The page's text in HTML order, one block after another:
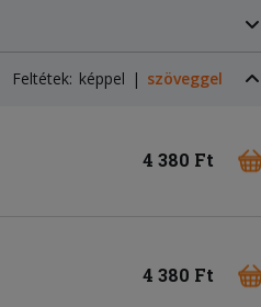
Feltétek: képpel szöveggel
4 380 Ft
4 380 Ft